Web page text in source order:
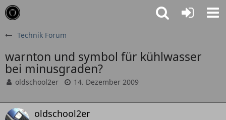
Technik Forum
warnton und symbol für kühlwasser
bei minusgraden?
oldschool2er 14. Dezember 2009
oldschool2er